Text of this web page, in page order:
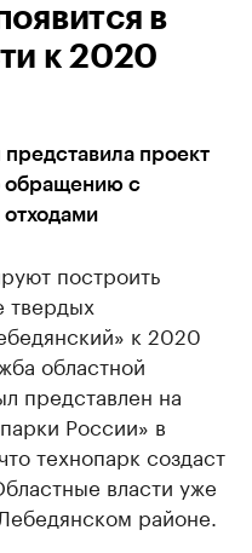
в
к 2020
проект
обращению с
построить
твердых
к 2020
областной
представлен на
России» в
технопарк создаст
власти уже
районе.